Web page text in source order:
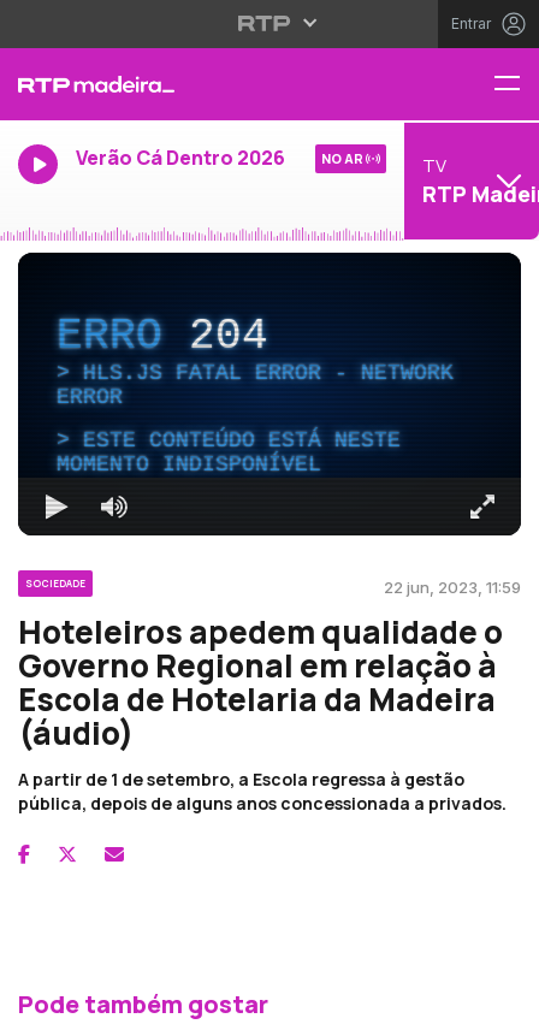
Entrar
Verão Cá Dentro 2026 NO AR TV
RTP
ERRO204
HLS.JS FATAL ERROR - NETWORK
ERROR
ESTE CONTEÚDO ESTÁ NESTE
MOMENTO INDISPONÍVEL
SOCIEDADE 22 jun, 2023, 11:59
Hoteleiros apedem qualidade o
Governo Regional em relação à
Escola de Hotelaria da Madeira
(áudio)
A partir de 1 de setembro, a Escola regressa à gestão
pública, depois de alguns anos concessionada a privados.
Pode também gostar